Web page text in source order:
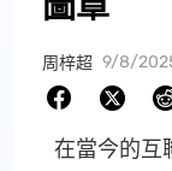
周梓超 9/8/
在當今的互